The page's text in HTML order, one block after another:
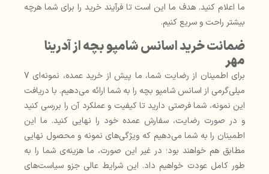
ما اعلام کنید. هدف ما این است تا فرآیند خرید را برای شما هرچه
بیشتر راحت و سریع کنیم.
ضمانت خرید اسانس شامپو بچه از آدرینا
مهر
برای اطمینان از رضایت شما، ما پیش از خرید عمده، نمونه‌ای 7
میلی‌گرمی از اسانس شامپو بچه را به شما ارائه می‌دهیم. با دریافت
این نمونه، شما فرصتی دارید تا کیفیت و عملکرد آن را بررسی کنید
و در صورت رضایت، سفارش عمده خود را نهایی کنید. ما این
اطمینان را به شما می‌دهیم که ویژگی‌های نمونه و محصول نهایی
مطابق هم خواهند بود؛ در غیر این صورت، ما هزینه‌ی شما را به
طور کامل عودت خواهیم داد. این شرایط عالی جزو سیاست‌های